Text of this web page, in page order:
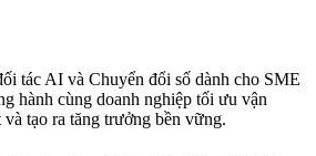
tác AI và Chuyển đổi số dành cho SME
hành cùng doanh nghiệp tối ưu vận
và tạo ra tăng trưởng bền vững.